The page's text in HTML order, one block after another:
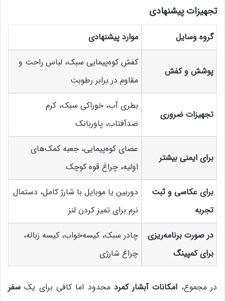
تجهیزات پیشنهادی
گروه وسایل موارد پیشنهادی
پوشش و کفش
کفش کوه‌پیمایی سبک، لباس راحت و
مقاوم در برابر رطوبت
تجهیزات ضروری
بطری آب، خوراکی سبک، کرم
ضدآفتاب، پاوربانک
برای ایمنی بیشتر
عصای کوه‌پیمایی، جعبه کمک‌های
اولیه، چراغ قوه کوچک
برای عکاسی و ثبت
تجربه
دوربین یا موبایل با شارژ کامل، دستمال
نرم برای تمیز کردن لنز
در صورت برنامه‌ریزی
برای کمپینگ
چادر سبک، کیسه‌خواب، کیسه زباله،
چراغ شارژی
در مجموع، امکانات آبشار کمرد محدود اما کافی برای یک سفر